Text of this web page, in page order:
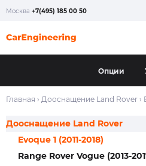
Москва +7(495) 185 00 50
Опции
Главная › Дооснащение Land Rover ›
Дооснащение Land Rover
Range Rover Vogue (2013-
Evoque 1 (2011-2018)